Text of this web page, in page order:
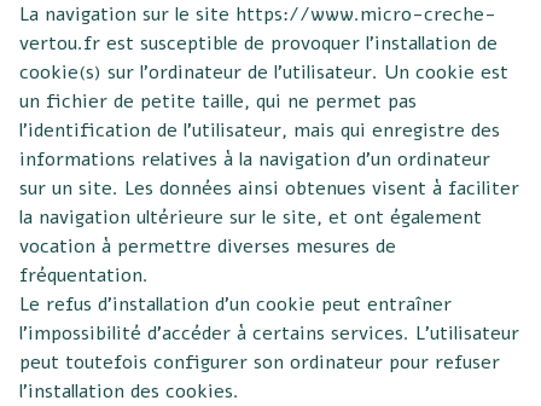
La navigation sur le site https://www.micro-creche-
vertou.fr est susceptible de provoquer l’installation de
cookie(s) sur l’ordinateur de l’utilisateur. Un cookie est
un fichier de petite taille, qui ne permet pas
l’identification de l’utilisateur, mais qui enregistre des
informations relatives à la navigation d’un ordinateur
sur un site. Les données ainsi obtenues visent à faciliter
la navigation ultérieure sur le site, et ont également
vocation à permettre diverses mesures de
fréquentation.
Le refus d’installation d’un cookie peut entraîner
l’impossibilité d’accéder à certains services. L’utilisateur
peut toutefois configurer son ordinateur pour refuser
l’installation des cookies.